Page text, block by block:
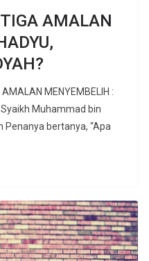
AMALAN
MENYEMBELIH :
Syaikh Muhammad bin
bertanya, “Apa